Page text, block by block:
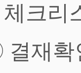
크리
재확